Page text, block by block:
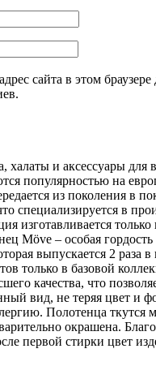
сайта в этом браузере
халаты и аксессуары для
популярностью на
из поколения в
специализируется в
изготавливается только
Möve – особая гордость
выпускается 2 раза в
только в базовой
качества, что
вид, не теряя цвет и
Полотенца ткутся
окрашена.
первой стирки цвет